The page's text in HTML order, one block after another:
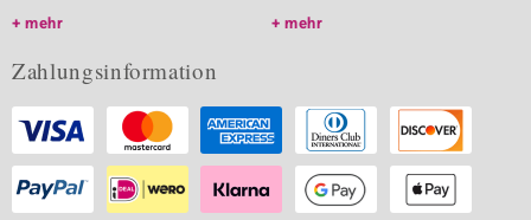
mehr
mehr
Zahlungsinformation